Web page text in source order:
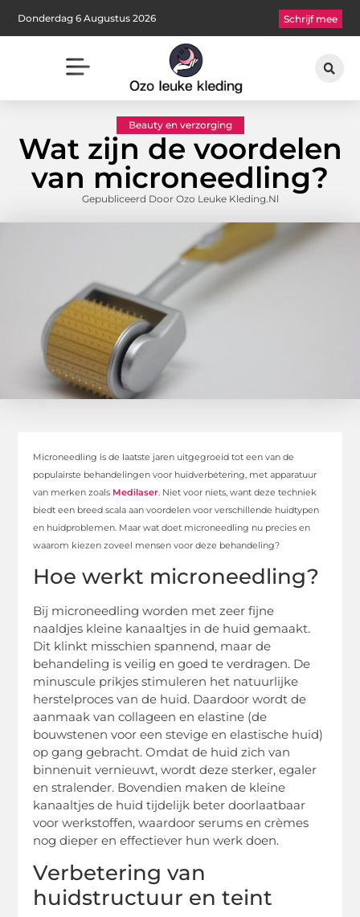
Donderdag 6 Augustus 2026 Schrijf mee
Beauty en verzorging
Wat zijn de voordelen
van microneedling?
Gepubliceerd Door Ozo Leuke Kleding.nl
Microneedling is de laatste jaren uitgegroeid tot een van de
populairste behandelingen voor huidverbetering, met apparatuur
van merken zoals Medilaser . Niet voor niets, want deze techniek
biedt een breed scala aan voordelen voor verschillende huidtypen
en huidproblemen. Maar wat doet microneedling nu precies en
waarom kiezen zoveel mensen voor deze behandeling?
Hoe werkt microneedling?
Bij microneedling worden met zeer fijne
naaldjes kleine kanaaltjes in de huid gemaakt.
Dit klinkt misschien spannend, maar de
behandeling is veilig en goed te verdragen. De
minuscule prikjes stimuleren het natuurlijke
herstelproces van de huid. Daardoor wordt de
aanmaak van collageen en elastine (de
bouwstenen voor een stevige en elastische huid)
op gang gebracht. Omdat de huid zich van
binnenuit vernieuwt, wordt deze sterker, egaler
en stralender. Bovendien maken de kleine
kanaaltjes de huid tijdelijk beter doorlaatbaar
voor werkstoffen, waardoor serums en crèmes
nog dieper en effectiever hun werk doen.
Verbetering van
huidstructuur en teint